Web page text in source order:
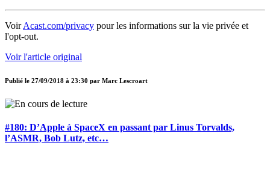
VoirAcast.com/privacy pour les informations sur la vie privée et
l'opt-out.
Voir l'article original
Publié le 27/09/2018 à 23:30 par Marc Lescroart
#180: D’Apple à SpaceX en passant par Linus Torvalds,
l’ASMR, Bob Lutz, etc…